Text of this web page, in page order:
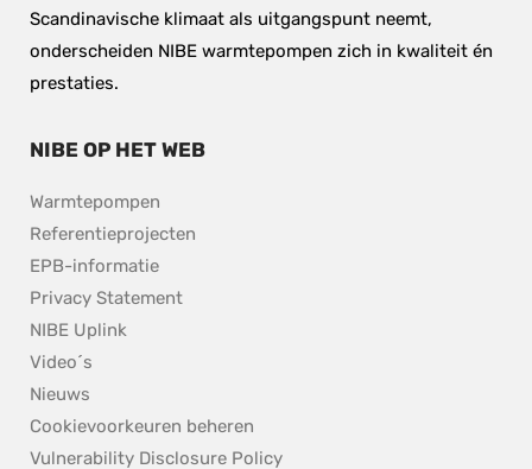
Scandinavische klimaat als uitgangspunt neemt,
onderscheiden NIBE warmtepompen zich in kwaliteit én
prestaties.
NIBE OP HET WEB
Warmtepompen
Referentieprojecten
EPB-informatie
Privacy Statement
NIBE Uplink
Video´s
Nieuws
Cookievoorkeuren beheren
Vulnerability Disclosure Policypdf, 153.9 kB.